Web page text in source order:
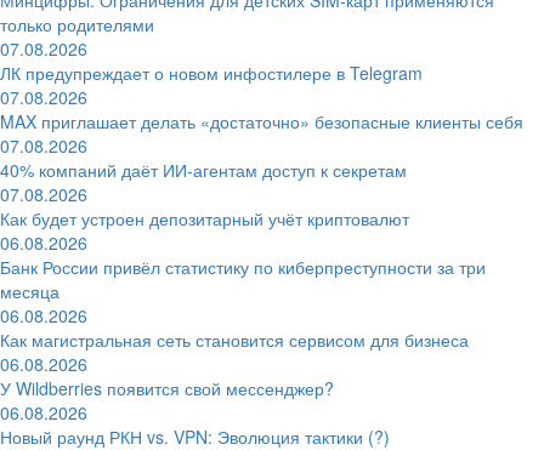
только родителями
07.08.2026
ЛК предупреждает о новом инфостилере в Telegram
07.08.2026
MAX приглашает делать «достаточно» безопасные клиенты себя
07.08.2026
40% компаний даёт ИИ‑агентам доступ к секретам
07.08.2026
Как будет устроен депозитарный учёт криптовалют
06.08.2026
Банк России привёл статистику по киберпреступности за три
месяца
06.08.2026
Как магистральная сеть становится сервисом для бизнеса
06.08.2026
У Wildberries появится свой мессенджер?
06.08.2026
Новый раунд РКН vs. VPN: Эволюция тактики (?)